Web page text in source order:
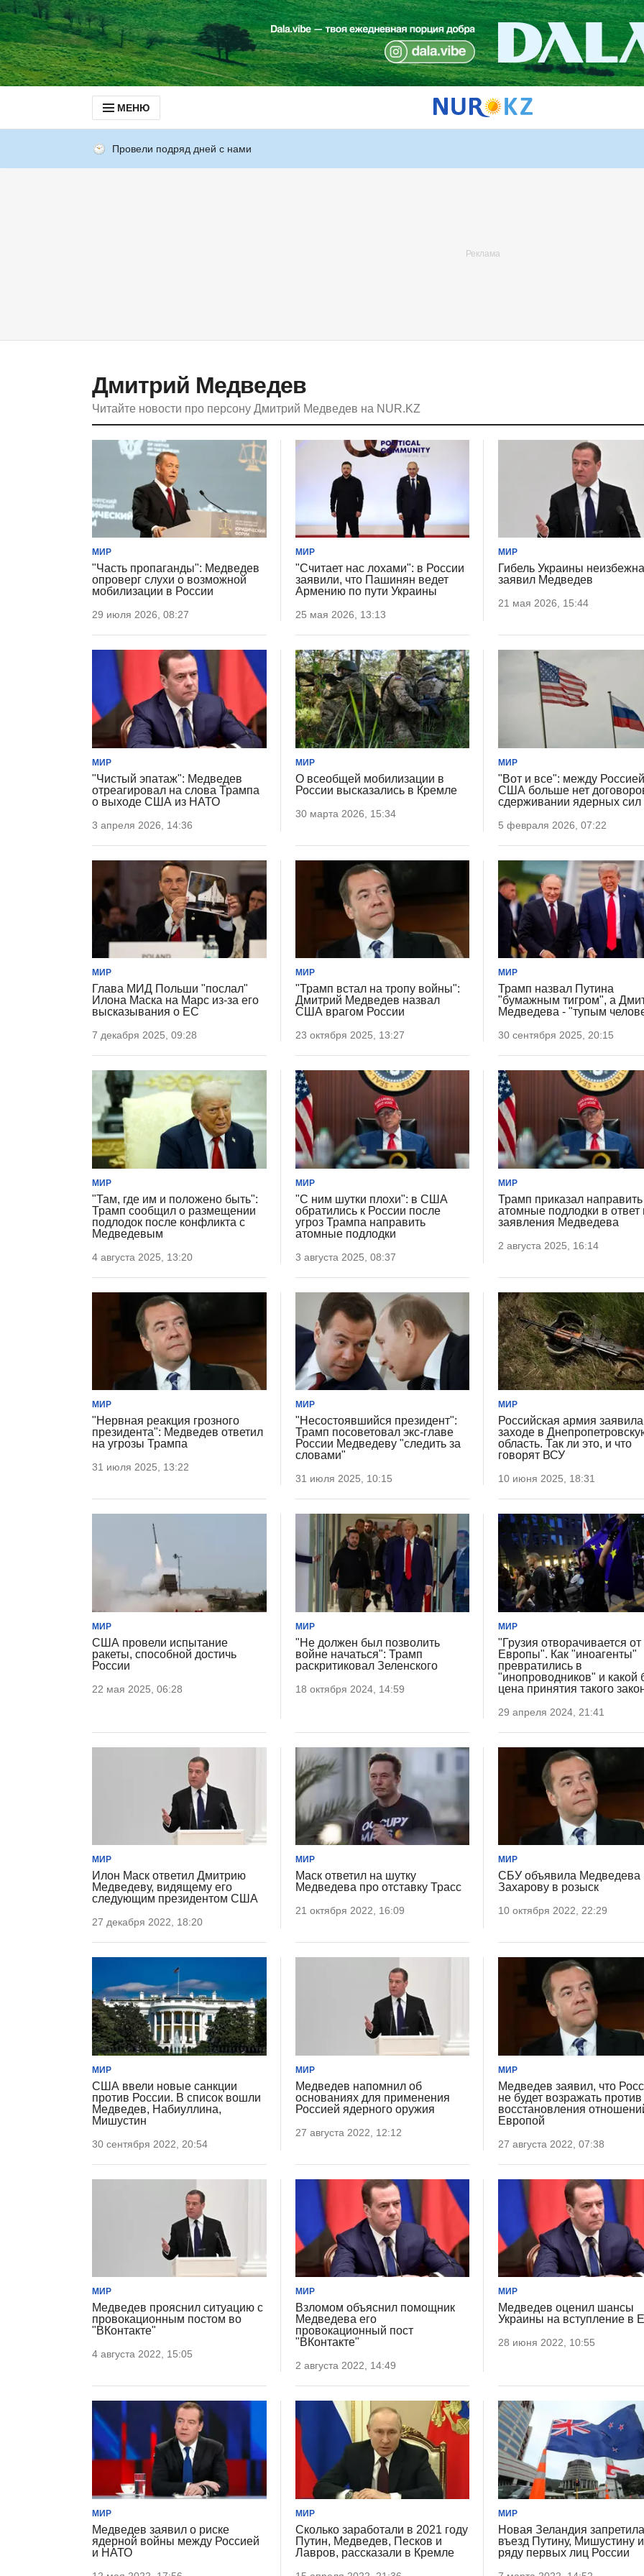
МЕНЮ
Провели подряд дней с нами
Дмитрий Медведев
Читайте новости про персону Дмитрий Медведев на NUR.KZ
МИР
"Часть пропаганды": Медведев
опроверг слухи о возможной
мобилизации в России
29 июля 2026, 08:27
МИР
"Считает нас лохами": в России
заявили, что Пашинян ведет
Армению по пути Украины
25 мая 2026, 13:13
МИР
Гибель Украины
заявил Медведев
21 мая 2026, 15:44
МИР
"Чистый эпатаж": Медведев
отреагировал на слова Трампа
о выходе США из НАТО
3 апреля 2026, 14:36
МИР
О всеобщей мобилизации в
России высказались в Кремле
30 марта 2026, 15:34
МИР
"Вот и все": между
США больше нет
сдерживании ядерных сил
5 февраля 2026, 07:22
МИР
Глава МИД Польши "послал"
Илона Маска на Марс из-за его
высказывания о ЕС
7 декабря 2025, 09:28
МИР
"Трамп встал на тропу войны":
Дмитрий Медведев назвал
США врагом России
23 октября 2025, 13:27
МИР
Трамп назвал Путина
"бумажным тигром", а
Медведева - "тупым
30 сентября 2025, 20:15
МИР
"Там, где им и положено быть":
Трамп сообщил о размещении
подлодок после конфликта с
Медведевым
4 августа 2025, 13:20
МИР
"С ним шутки плохи": в США
обратились к России после
угроз Трампа направить
атомные подлодки
3 августа 2025, 08:37
МИР
Трамп приказал
атомные подлодки в ответ
заявления Медведева
2 августа 2025, 16:14
МИР
"Нервная реакция грозного
президента": Медведев ответил
на угрозы Трампа
31 июля 2025, 13:22
МИР
"Несостоявшийся президент":
Трамп посоветовал экс-главе
России Медведеву "следить за
словами"
31 июля 2025, 10:15
МИР
Российская армия
заходе в
область. Так ли это, и что
говорят ВСУ
10 июня 2025, 18:31
МИР
США провели испытание
ракеты, способной достичь
России
22 мая 2025, 06:28
МИР
"Не должен был позволить
войне начаться": Трамп
раскритиковал Зеленского
18 октября 2024, 14:59
МИР
"Грузия отворачивается от
Европы". Как "иноагенты"
превратились в
"инопроводников" и какой
цена принятия такого
29 апреля 2024, 21:41
МИР
Илон Маск ответил Дмитрию
Медведеву, видящему его
следующим президентом США
27 декабря 2022, 18:20
МИР
Маск ответил на шутку
Медведева про отставку Трасс
21 октября 2022, 16:09
МИР
СБУ объявила Медведева
Захарову в розыск
10 октября 2022, 22:29
МИР
США ввели новые санкции
против России. В список вошли
Медведев, Набиуллина,
Мишустин
30 сентября 2022, 20:54
МИР
Медведев напомнил об
основаниях для применения
Россией ядерного оружия
27 августа 2022, 12:12
МИР
Медведев заявил, что
не будет возражать против
восстановления
Европой
27 августа 2022, 07:38
МИР
Медведев прояснил ситуацию с
провокационным постом во
"ВКонтакте"
4 августа 2022, 15:05
МИР
Взломом объяснил помощник
Медведева его
провокационный пост
"ВКонтакте"
2 августа 2022, 14:49
МИР
Медведев оценил шансы
Украины на вступление в
28 июня 2022, 10:55
МИР
Медведев заявил о риске
ядерной войны между Россией
и НАТО
МИР
Сколько заработали в 2021 году
Путин, Медведев, Песков и
Лавров, рассказали в Кремле
МИР
Новая Зеландия
въезд Путину, Мишустину
ряду первых лиц России